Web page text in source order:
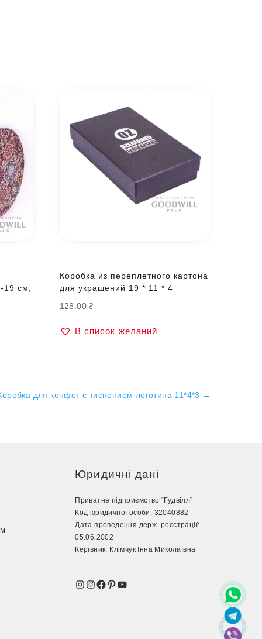
19 см,
Коробка из переплетного картона
для украшений 19 * 11 * 4
128.00₴
В список желаний
для конфет с тиснением логотипа 11*4*3 →
Юридичні дані
Приватне підприємство “Гудвілл”
Код юридичної особи: 32040882
Дата проведення держ. реєстрації:
05.06.2002
Керівник: Клімчук Інна Миколаївна
Instagram
Instagram
Facebook
Pinterest
YouTube